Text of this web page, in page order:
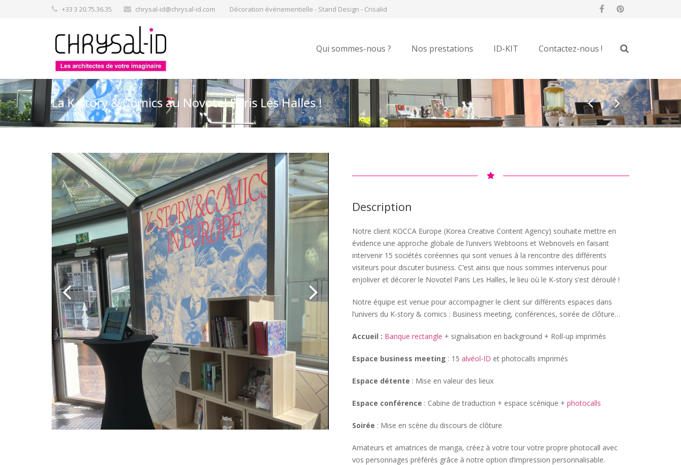
+33 3 20.75.36.35 chrysal-id@chrysal-id.com Décoration événementielle - Stand Design - Crisalid
Qui sommes-nous ? Nos prestations ID-KIT Contactez-nous !
La K-story & Comics au Novotel Paris Les Halles !
Description
Notre client KOCCA Europe (Korea Creative Content Agency) souhaite mettre en
évidence une approche globale de l’univers Webtoons et Webnovels en faisant
intervenir 15 sociétés coréennes qui sont venues à la rencontre des différents
visiteurs pour discuter business. C’est ainsi que nous sommes intervenus pour
enjoliver et décorer le Novotel Paris Les Halles, le lieu où le K-story s’est déroulé !
Notre équipe est venue pour accompagner le client sur différents espaces dans
l’univers du K-story & comics : Business meeting, conférences, soirée de clôture…
Accueil : Banque rectangle + signalisation en background + Roll-up imprimés
Espace business meeting : 15 alvéol-ID et photocalls imprimés
Espace détente : Mise en valeur des lieux
Espace conférence : Cabine de traduction + espace scénique + photocalls
Soirée : Mise en scène du discours de clôture
Amateurs et amatrices de manga, créez à votre tour votre propre photocall avec
vos personnages préférés grâce à notre option d’impression personnalisable.